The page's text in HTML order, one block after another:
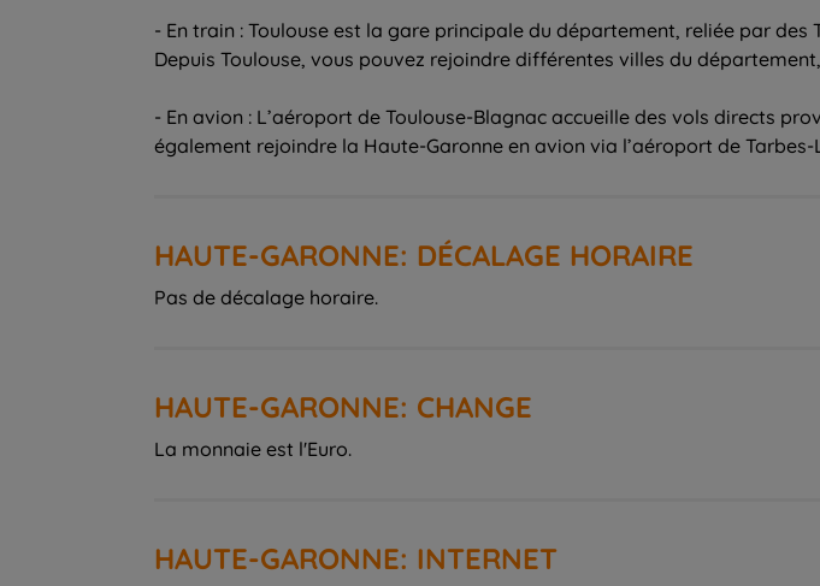
- En train : Toulouse est la gare principale du département, reliée par
Depuis Toulouse, vous pouvez rejoindre différentes villes du
- En avion : L’aéroport de Toulouse-Blagnac accueille des vols directs
également rejoindre la Haute-Garonne en avion via l’aéroport de Tarbes-
HAUTE-GARONNE: DÉCALAGE HORAIRE
Pas de décalage horaire.
HAUTE-GARONNE: CHANGE
La monnaie est l'Euro.
HAUTE-GARONNE: INTERNET